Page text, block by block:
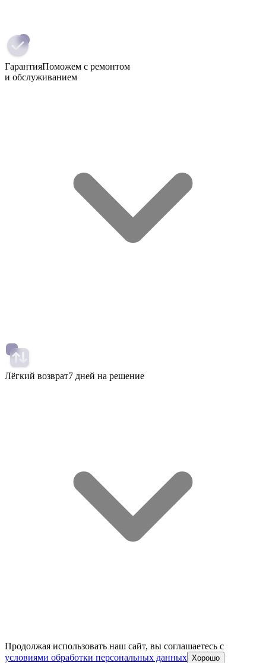
ГарантияПоможем с ремонтом
и обслуживанием
Лёгкий возврат7 дней на решение
Продолжая использовать наш сайт, вы соглашаетесь c
условиями обработки персональных данных Хорошо